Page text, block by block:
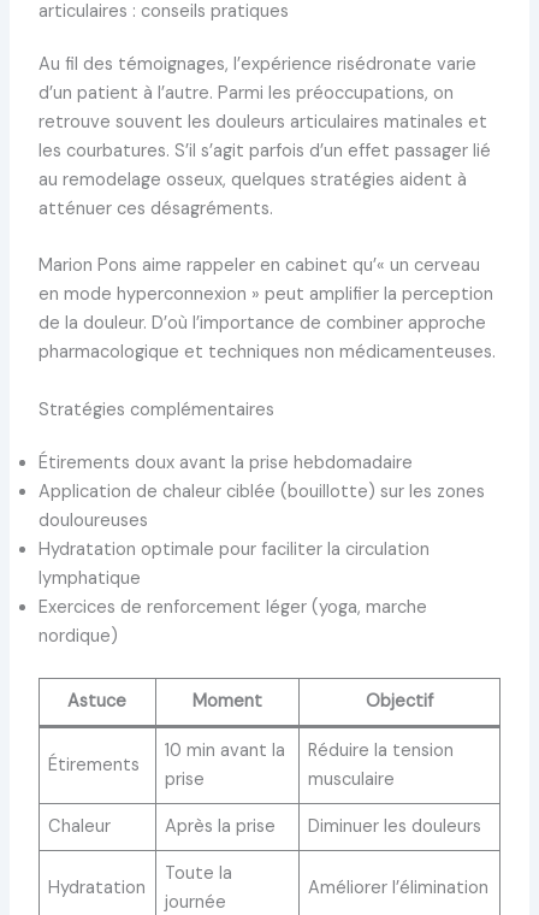
articulaires : conseils pratiques
Au fil des témoignages, l’expérience risédronate varie
d’un patient à l’autre. Parmi les préoccupations, on
retrouve souvent les douleurs articulaires matinales et
les courbatures. S’il s’agit parfois d’un effet passager lié
au remodelage osseux, quelques stratégies aident à
atténuer ces désagréments.
Marion Pons aime rappeler en cabinet qu’« un cerveau
en mode hyperconnexion » peut amplifier la perception
de la douleur. D’où l’importance de combiner approche
pharmacologique et techniques non médicamenteuses.
Stratégies complémentaires
Étirements doux avant la prise hebdomadaire
Application de chaleur ciblée (bouillotte) sur les zones
douloureuses
Hydratation optimale pour faciliter la circulation
lymphatique
Exercices de renforcement léger (yoga, marche
nordique)
Astuce Moment Objectif
Étirements
10 min avant la
prise
Réduire la tension
musculaire
Chaleur Après la prise Diminuer les douleurs
Hydratation
Toute la
journée
Améliorer l’élimination